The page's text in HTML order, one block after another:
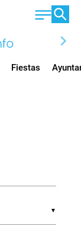
chevron_right
Fiestas
▼